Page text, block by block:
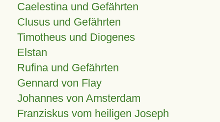
Caelestina und Gefährten
Clusus und Gefährten
Timotheus und Diogenes
Elstan
Rufina und Gefährten
Gennard von Flay
Johannes von Amsterdam
Franziskus vom heiligen Joseph